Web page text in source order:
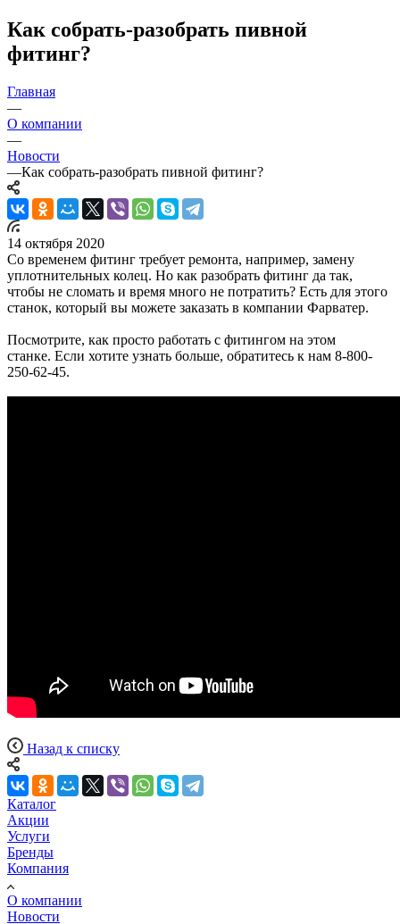
Как собрать-разобрать пивной
фитинг?
Главная
—
О компании
—
Новости
—Как собрать-разобрать пивной фитинг?
14 октября 2020
Со временем фитинг требует ремонта, например, замену
уплотнительных колец. Но как разобрать фитинг да так,
чтобы не сломать и время много не потратить? Есть для этого
станок, который вы можете заказать в компании Фарватер.
Посмотрите, как просто работать с фитингом на этом
станке. Если хотите узнать больше, обратитесь к нам 8-800-
250-62-45.
Назад к списку
Каталог
Акции
Услуги
Бренды
Компания
О компании
Новости